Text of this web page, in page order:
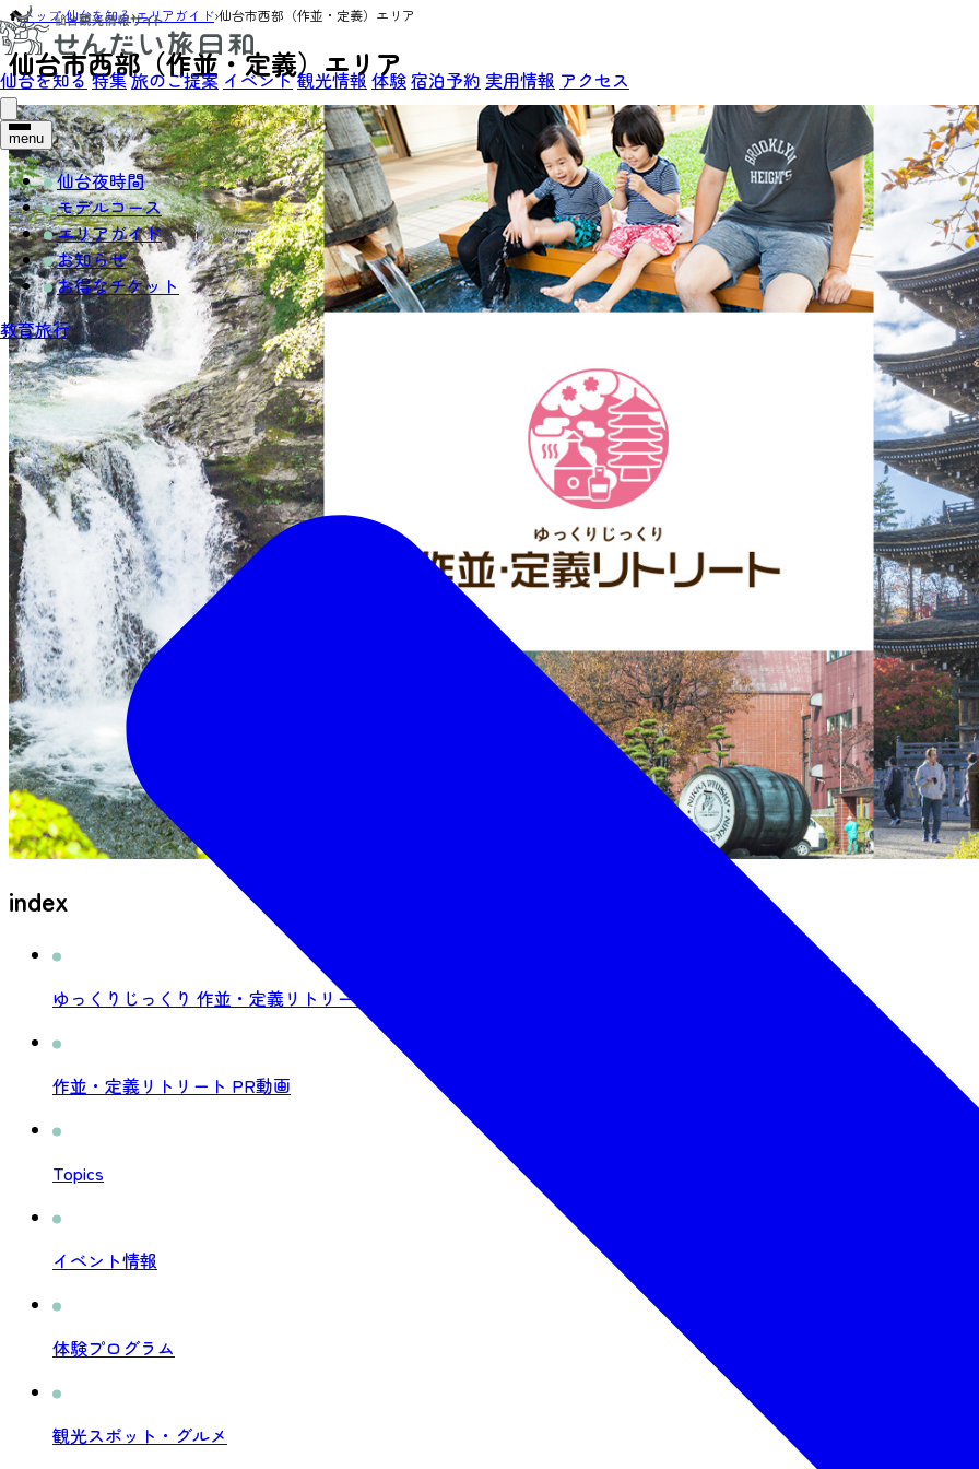
仙台を知る 特集旅のご提案 イベント観光情報体験宿泊予約 実用情報 アクセス
menu
仙台夜時間
モデルコース
エリアガイド
お知らせ
お得なチケット
教育旅行
トップ›仙台を知る›エリアガイド›仙台市西部（作並・定義）エリア
仙台市西部（作並・定義）エリア
index
ゆっくりじっくり 作並・定義リトリートとは
作並・定義リトリート PR動画
Topics
イベント情報
体験プログラム
観光スポット・グルメ